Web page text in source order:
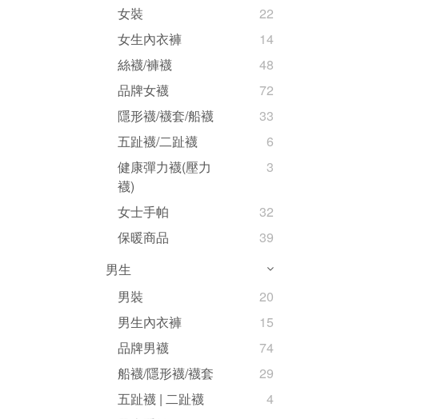
女裝
22
女生內衣褲
14
絲襪/褲襪
48
品牌女襪
72
隱形襪/襪套/船襪
33
五趾襪/二趾襪
6
健康彈力襪(壓力
襪)
3
女士手帕
32
保暖商品
39
男生
男裝
20
男生內衣褲
15
品牌男襪
74
船襪/隱形襪/襪套
29
五趾襪 | 二趾襪
4